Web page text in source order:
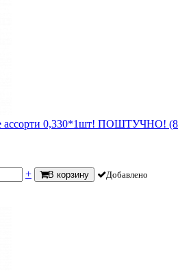
ассорти 0,330*1шт! ПОШТУЧНО! (8
+ В корзину Добавлено